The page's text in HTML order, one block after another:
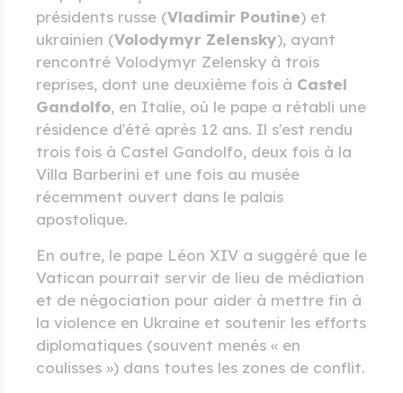
présidents russe (Vladimir Poutine) et
ukrainien (Volodymyr Zelensky), ayant
rencontré Volodymyr Zelensky à trois
reprises, dont une deuxième fois à Castel
Gandolfo, en Italie, où le pape a rétabli une
résidence d'été après 12 ans. Il s'est rendu
trois fois à Castel Gandolfo, deux fois à la
Villa Barberini et une fois au musée
récemment ouvert dans le palais
apostolique.
En outre, le pape Léon XIV a suggéré que le
Vatican pourrait servir de lieu de médiation
et de négociation pour aider à mettre fin à
la violence en Ukraine et soutenir les efforts
diplomatiques (souvent menés « en
coulisses ») dans toutes les zones de conflit.